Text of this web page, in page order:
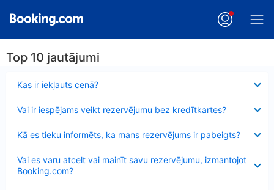
Top 10 jautājumi
Kas ir iekļauts cenā?
Vai ir iespējams veikt rezervējumu bez kredītkartes?
Kā es tieku informēts, ka mans rezervējums ir pabeigts?
Vai es varu atcelt vai mainīt savu rezervējumu, izmantojot
Booking.com?